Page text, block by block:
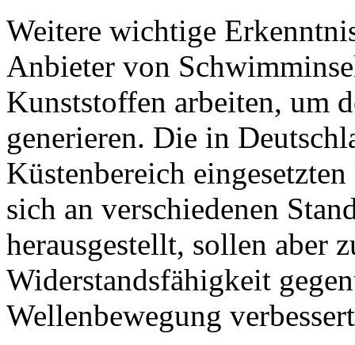
Weitere wichtige
Anbieter von
Kunststoffen arbeiten, um
generieren. Die in
Küstenbereich
sich an verschiedenen
herausgestellt, sollen
Widerstandsfähigkeit
Wellenbewegung